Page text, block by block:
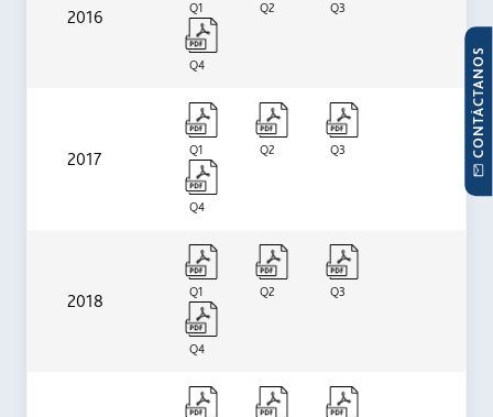
2016 Q1 Q2 Q3
Q4
2017 Q1 Q2 Q3
Q4
2018 Q1 Q2 Q3
Q4
CONTÁCTANOS